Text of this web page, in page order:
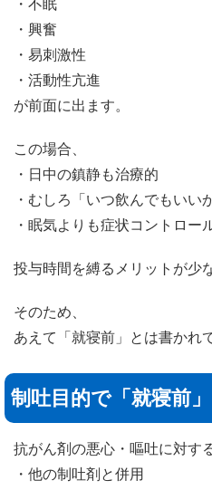
・不眠
・興奮
・易刺激性
・活動性亢進
が前面に出ます。
この場合、
・日中の鎮静も治療的
・むしろ「いつ飲んでもいい
・眠気よりも症状コントロー
投与時間を縛るメリットが少
そのため、
あえて「就寝前」とは書かれ
制吐目的で「就寝前
抗がん剤の悪心・嘔吐に対す
・他の制吐剤と併用